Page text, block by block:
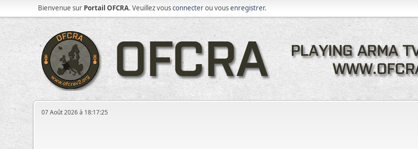
Bienvenue sur Portail OFCRA. Veuillez vousconnecterou vousenregistrer.
07 Août 2026 à 18:17:25